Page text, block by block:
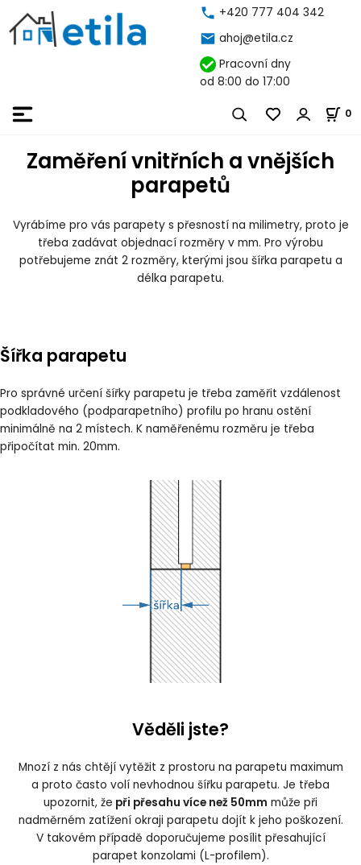
+420 777 404 342
ahoj@etila.cz
Pracovní dny
od 8:00 do 17:00
0
Zaměření vnitřních a vnějších
parapetů
Vyrábíme pro vás parapety s přesností na milimetry, proto je
třeba zadávat objednací rozměry v mm. Pro výrobu
potřebujeme znát 2 rozměry, kterými jsou šířka parapetu a
délka parapetu.
Šířka parapetu
Pro správné určení šířky parapetu je třeba zaměřit vzdálenost
podkladového (podparapetního) profilu po hranu ostění
minimálně na 2 místech. K naměřenému rozměru je třeba
připočítat min. 20mm.
Věděli jste?
Mnozí z nás chtějí vytěžit z prostoru na parapetu maximum
a proto často volí nevhodnou šířku parapetu. Je třeba
upozornit, že při přesahu více než 50mm může při
nadměrném zatížení okraji parapetu dojít k jeho poškození.
V takovém případě doporučujeme posílit přesahující
parapet konzolami (L-profilem).